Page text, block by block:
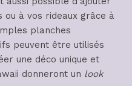
à vos rideaux grâce à
planches
peuvent être utilisés
une déco unique et
donneront un look